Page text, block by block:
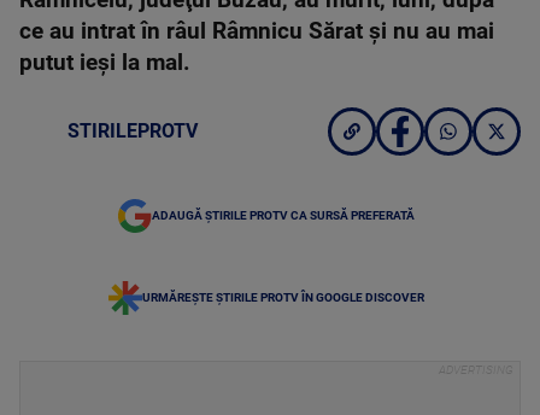
ce au intrat în râul Râmnicu Sărat şi nu au mai
putut ieşi la mal.
STIRILEPROTV
ADAUGĂ ȘTIRILE PROTV CA SURSĂ PREFERATĂ
URMĂREȘTE ȘTIRILE PROTV ÎN GOOGLE DISCOVER